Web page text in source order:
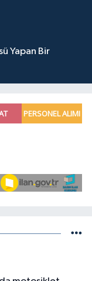
Yapan Bir